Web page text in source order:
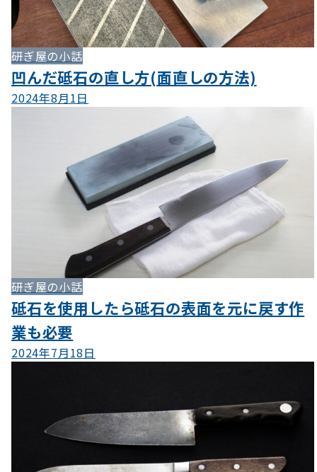
研ぎ屋の小話
凹んだ砥石の直し方(面直しの方法)
2024年8月1日
研ぎ屋の小話
砥石を使用したら砥石の表面を元に戻す作
業も必要
2024年7月18日